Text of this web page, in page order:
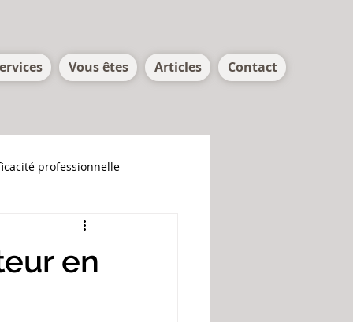
Vous êtes Articles Contact
professionnelle
en